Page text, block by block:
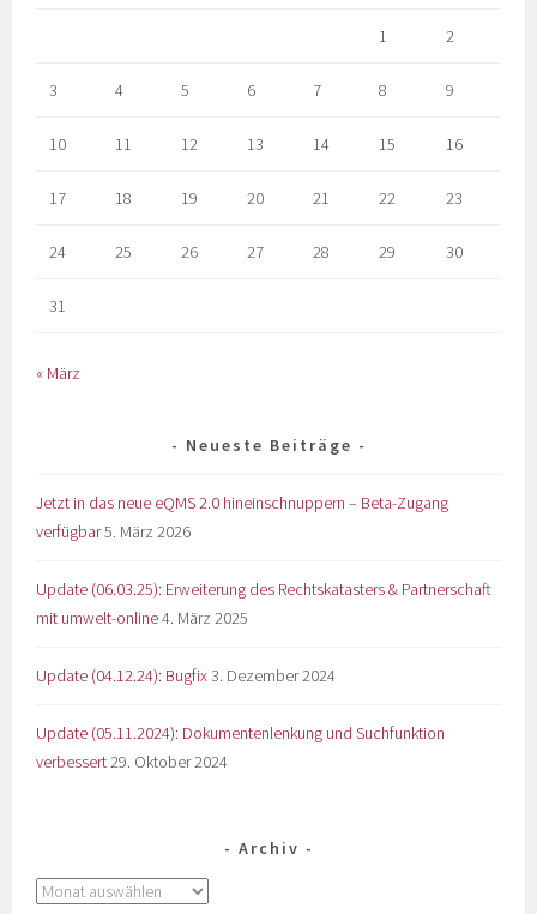
1 2
3 4 5 6 7 8 9
10 11 12 13 14 15 16
17 18 19 20 21 22 23
24 25 26 27 28 29 30
31
« März
Neueste Beiträge
Jetzt in das neue eQMS 2.0 hineinschnuppern – Beta-Zugang
verfügbar5. März 2026
Update (06.03.25): Erweiterung des Rechtskatasters & Partnerschaft
mit umwelt-online4. März 2025
Update (04.12.24): Bugfix3. Dezember 2024
Update (05.11.2024): Dokumentenlenkung und Suchfunktion
verbessert29. Oktober 2024
Archiv